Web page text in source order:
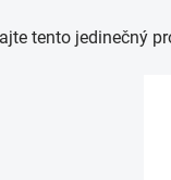
tento jedinečný